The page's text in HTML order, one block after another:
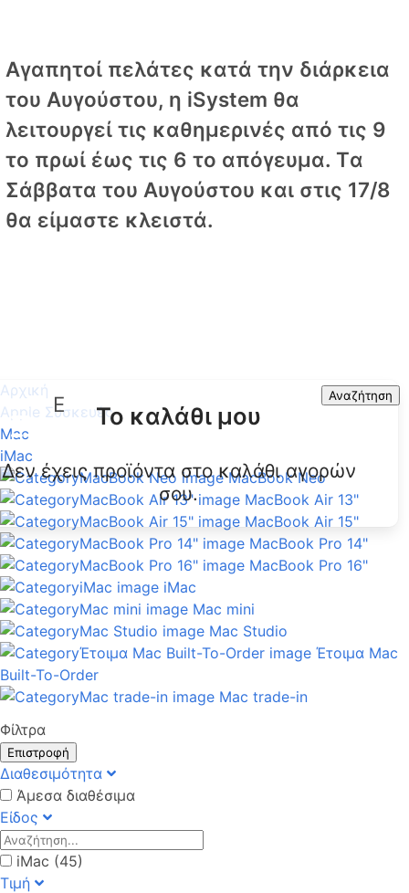
Αγαπητοί πελάτες κατά την διάρκεια
του Αυγούστου, η iSystem θα
λειτουργεί τις καθημερινές από τις 9
το πρωί έως τις 6 το απόγευμα. Tα
Σάββατα του Αυγούστου και στις 17/8
θα είμαστε κλειστά.
Αναζήτηση
Το καλάθι μου
Δεν έχεις προϊόντα στο καλάθι αγορών
σου.
Αρχική
Apple Συσκευές
Mac
iMac
MacBook Neo
MacBook Air 13"
MacBook Air 15"
MacBook Pro 14"
MacBook Pro 16"
iMac
Mac mini
Mac Studio
Έτοιμα Mac
Built-To-Order
Mac trade-in
Φίλτρα
Επιστροφή
Διαθεσιμότητα
Άμεσα διαθέσιμα
Είδος
iMac (45)
Τιμή